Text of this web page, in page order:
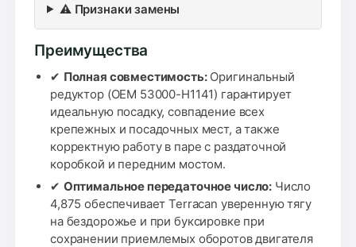
⚠️ Признаки замены
Преимущества
✔ Полная совместимость:Оригинальный
редуктор (OEM 53000-H1141) гарантирует
идеальную посадку, совпадение всех
крепежных и посадочных мест, а также
корректную работу в паре с раздаточной
коробкой и передним мостом.
✔ Оптимальное передаточное число: Число
4,875 обеспечивает Terracan уверенную тягу
на бездорожье и при буксировке при
сохранении приемлемых оборотов двигателя